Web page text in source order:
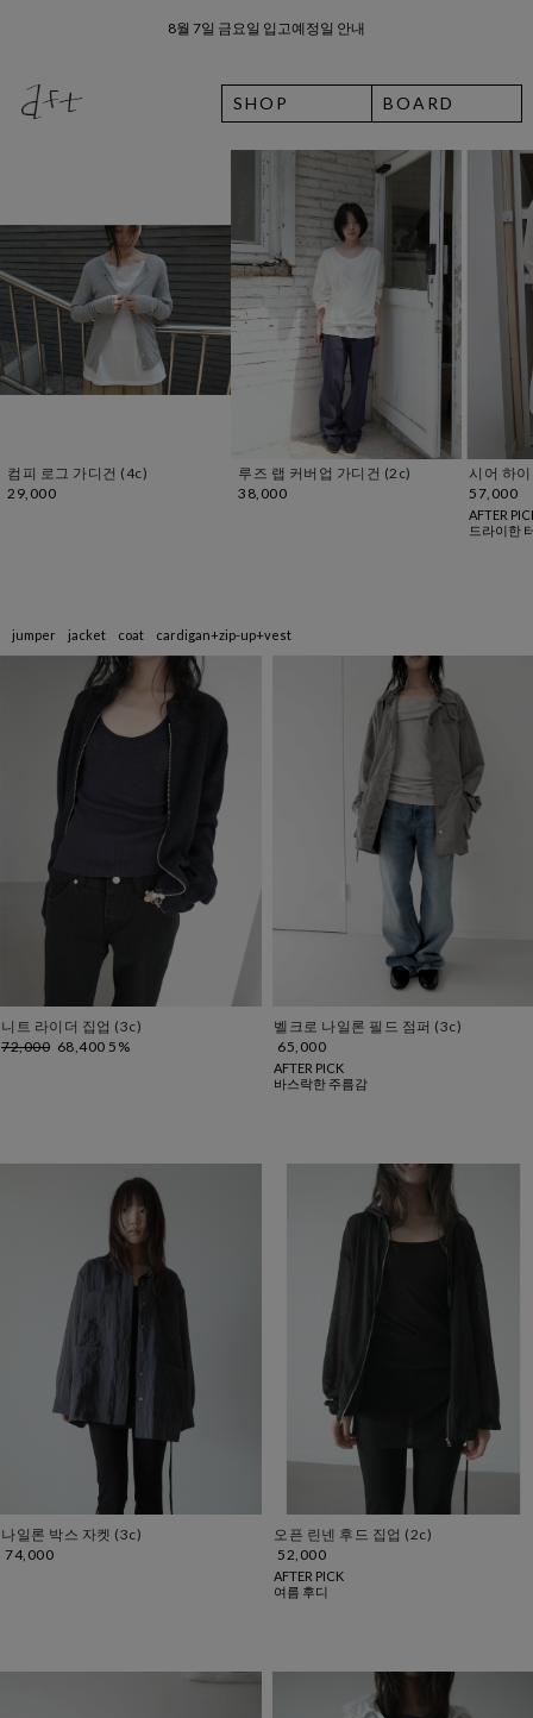
8월 7일 금요일 입고예정일 안내
SHOP BOARD
루즈 랩 커버업 가디건 (2c)
38,000
시어 하이넥 집업 (2c)
57,000
내추럴
55,000
·
jumper jacket coat cardigan+zip-up+vest
니트 라이더 집업 (3c)
72,000 68,400 5%
벨크로 나일론 필드 점퍼 (3c)
65,000
AFTER PICK
바스락한 주름감
나일론 박스 자켓 (3c)
74,000
오픈 린넨 후드 집업 (2c)
52,000
AFTER PICK
여름 후디